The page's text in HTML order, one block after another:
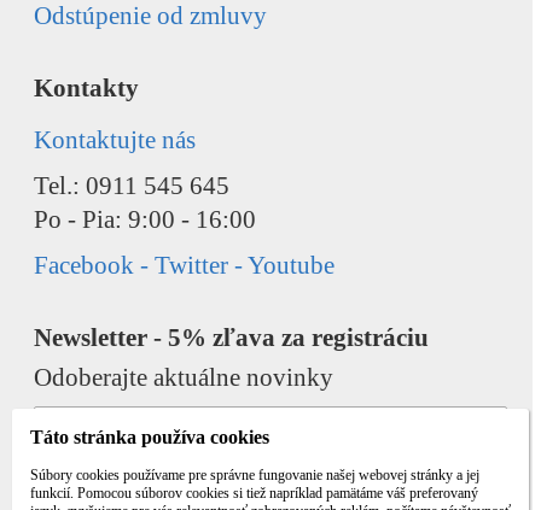
Odstúpenie od zmluvy
Kontakty
Kontaktujte nás
Tel.: 0911 545 645
Po - Pia: 9:00 - 16:00
Facebook - Twitter - Youtube
Newsletter - 5% zľava za registráciu
Odoberajte aktuálne novinky
Táto stránka používa cookies
Súbory cookies používame pre správne fungovanie našej webovej stránky a jej
funkcií. Pomocou súborov cookies si tiež napríklad pamätáme váš preferovaný